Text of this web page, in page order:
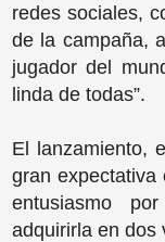
redes sociales,
de la campaña,
jugador del
linda de todas”.
El lanzamiento,
gran expectativa
entusiasmo
adquirirla en dos